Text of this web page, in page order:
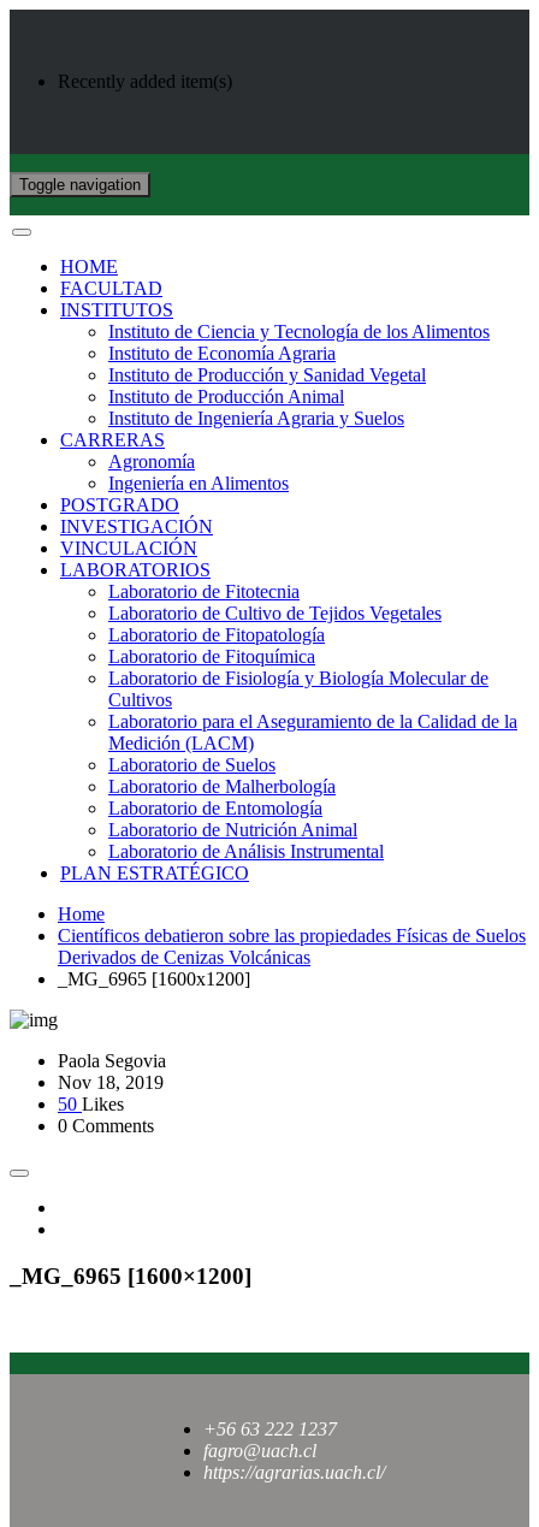
Recently added item(s)
Toggle navigation
HOME
FACULTAD
INSTITUTOS
Instituto de Ciencia y Tecnología de los Alimentos
Instituto de Economía Agraria
Instituto de Producción y Sanidad Vegetal
Instituto de Producción Animal
Instituto de Ingeniería Agraria y Suelos
CARRERAS
Agronomía
Ingeniería en Alimentos
POSTGRADO
INVESTIGACIÓN
VINCULACIÓN
LABORATORIOS
Laboratorio de Fitotecnia
Laboratorio de Cultivo de Tejidos Vegetales
Laboratorio de Fitopatología
Laboratorio de Fitoquímica
Laboratorio de Fisiología y Biología Molecular de
Cultivos
Laboratorio para el Aseguramiento de la Calidad de la
Medición (LACM)
Laboratorio de Suelos
Laboratorio de Malherbología
Laboratorio de Entomología
Laboratorio de Nutrición Animal
Laboratorio de Análisis Instrumental
PLAN ESTRATÉGICO
Home
Científicos debatieron sobre las propiedades Físicas de Suelos
Derivados de Cenizas Volcánicas
_MG_6965 [1600x1200]
Paola Segovia
Nov 18, 2019
50 Likes
0 Comments
_MG_6965 [1600×1200]
+56 63 222 1237
fagro@uach.cl
https://agrarias.uach.cl/